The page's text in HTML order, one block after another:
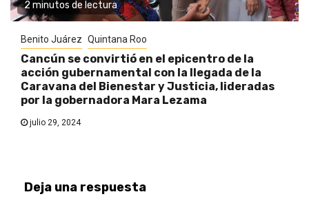
2 minutos de lectura
Benito Juárez Quintana Roo
Cancún se convirtió en el epicentro de la
acción gubernamental con la llegada de la
Caravana del Bienestar y Justicia, lideradas
por la gobernadora Mara Lezama
julio 29, 2024
Deja una respuesta